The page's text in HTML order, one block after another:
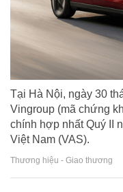
Tại Hà Nội, ngày 30
Vingroup (mã chứng
chính hợp nhất Quý II
Việt Nam (VAS).
Thương hiệu - Giao thương